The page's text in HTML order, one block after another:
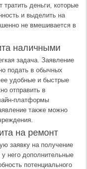
деньги, которые
и выделить на
не вмешивается в
наличными
задача. Заявление
подать в обычных
удобные и быстрые
отправить в
платформы
также можно
на ремонт
заявку на получение
него дополнительные
потенциального